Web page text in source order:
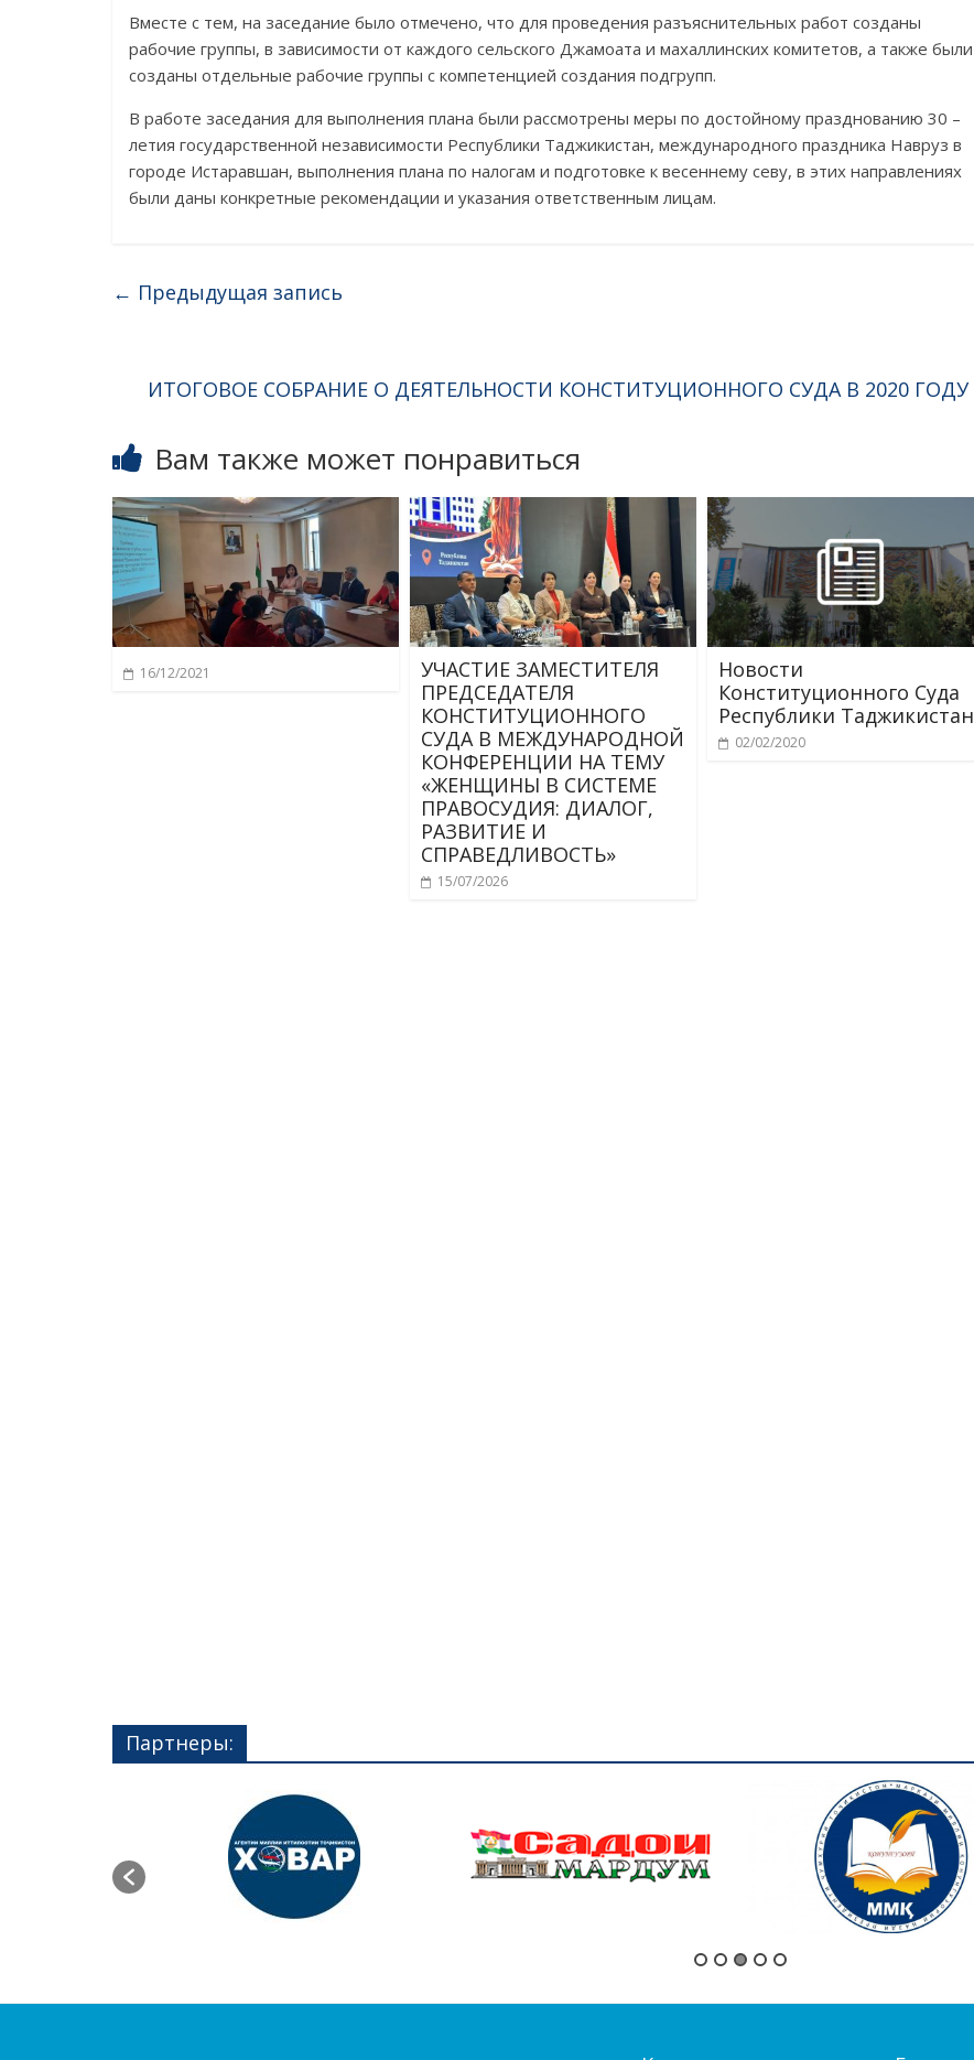
Вместе с тем, на заседание было отмечено, что для проведения разъяснительных работ созданы
рабочие группы, в зависимости от каждого сельского Джамоата и махаллинских комитетов, а также были
созданы отдельные рабочие группы с компетенцией создания подгрупп.
В работе заседания для выполнения плана были рассмотрены меры по достойному празднованию 30 –
летия государственной независимости Республики Таджикистан, международного праздника Навруз в
городе Истаравшан, выполнения плана по налогам и подготовке к весеннему севу, в этих направлениях
были даны конкретные рекомендации и указания ответственным лицам.
← Предыдущая запись
ИТОГОВОЕ СОБРАНИЕ О ДЕЯТЕЛЬНОСТИ КОНСТИТУЦИОННОГО СУДА В 2020 ГОДУ
Вам также может понравиться
16/12/2021
УЧАСТИЕ ЗАМЕСТИТЕЛЯ
ПРЕДСЕДАТЕЛЯ
КОНСТИТУЦИОННОГО
СУДА В МЕЖДУНАРОДНОЙ
КОНФЕРЕНЦИИ НА ТЕМУ
«ЖЕНЩИНЫ В СИСТЕМЕ
ПРАВОСУДИЯ: ДИАЛОГ,
РАЗВИТИЕ И
СПРАВЕДЛИВОСТЬ»
15/07/2026
Новости
Конституционного Суда
Республики Таджикистан
02/02/2020
Партнеры: